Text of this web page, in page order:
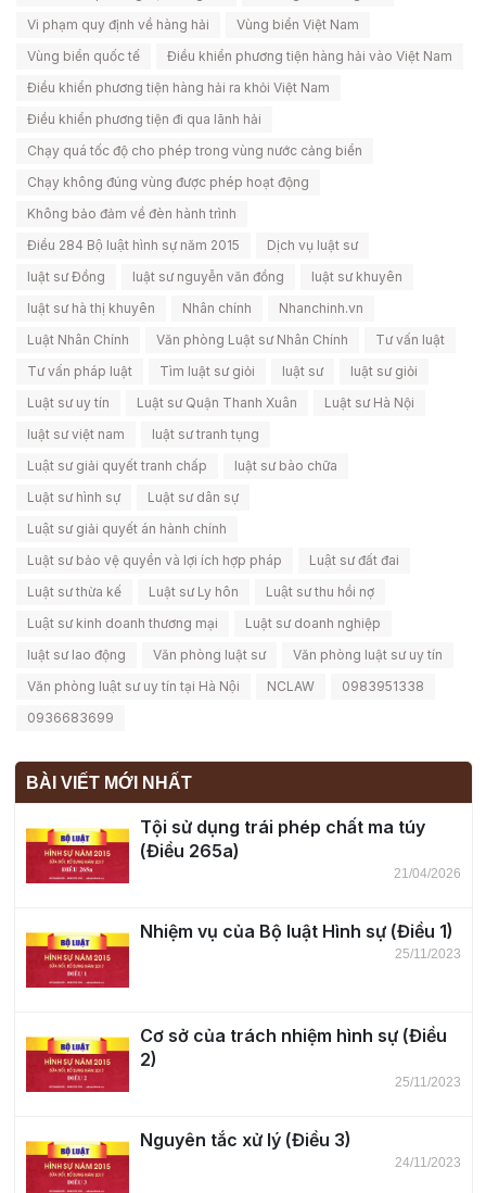
Vi phạm quy định về hàng hải
Vùng biển Việt Nam
Vùng biển quốc tế
Điều khiển phương tiện hàng hải vào Việt Nam
Điều khiển phương tiện hàng hải ra khỏi Việt Nam
Điều khiển phương tiện đi qua lãnh hải
Chạy quá tốc độ cho phép trong vùng nước cảng biển
Chạy không đúng vùng được phép hoạt động
Không bảo đảm về đèn hành trình
Điều 284 Bộ luật hình sự năm 2015
Dịch vụ luật sư
luật sư Đồng
luật sư nguyễn văn đồng
luật sư khuyên
luật sư hà thị khuyên
Nhân chính
Nhanchinh.vn
Luật Nhân Chính
Văn phòng Luật sư Nhân Chính
Tư vấn luật
Tư vấn pháp luật
Tìm luật sư giỏi luật sư
luật sư giỏi
Luật sư uy tín
Luật sư Quận Thanh Xuân
Luật sư Hà Nội
luật sư việt nam
luật sư tranh tụng
Luật sư giải quyết tranh chấp
luật sư bào chữa
Luật sư hình sự
Luật sư dân sự
Luật sư giải quyết án hành chính
Luật sư bảo vệ quyền và lợi ích hợp pháp
Luật sư đất đai
Luật sư thừa kế
Luật sư Ly hôn
Luật sư thu hồi nợ
Luật sư kinh doanh thương mại
Luật sư doanh nghiệp
luật sư lao động
Văn phòng luật sư
Văn phòng luật sư uy tín
Văn phòng luật sư uy tín tại Hà Nội
NCLAW
0983951338
0936683699
BÀI VIẾT MỚI NHẤT
Tội sử dụng trái phép chất ma túy
(Điều 265a)
21/04/2026
Nhiệm vụ của Bộ luật Hình sự (Điều 1)
25/11/2023
Cơ sở của trách nhiệm hình sự (Điều
2)
25/11/2023
Nguyên tắc xử lý (Điều 3)
24/11/2023